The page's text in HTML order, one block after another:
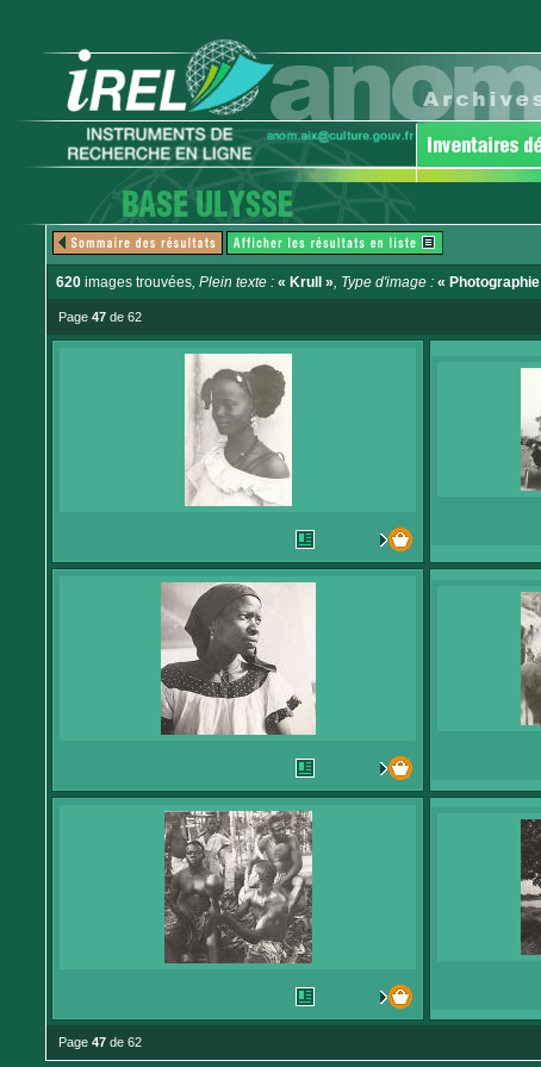
620 images trouvées, Plein texte : « Krull », Type d'image : « Photographie
Page 47 de 62
Page 47 de 62